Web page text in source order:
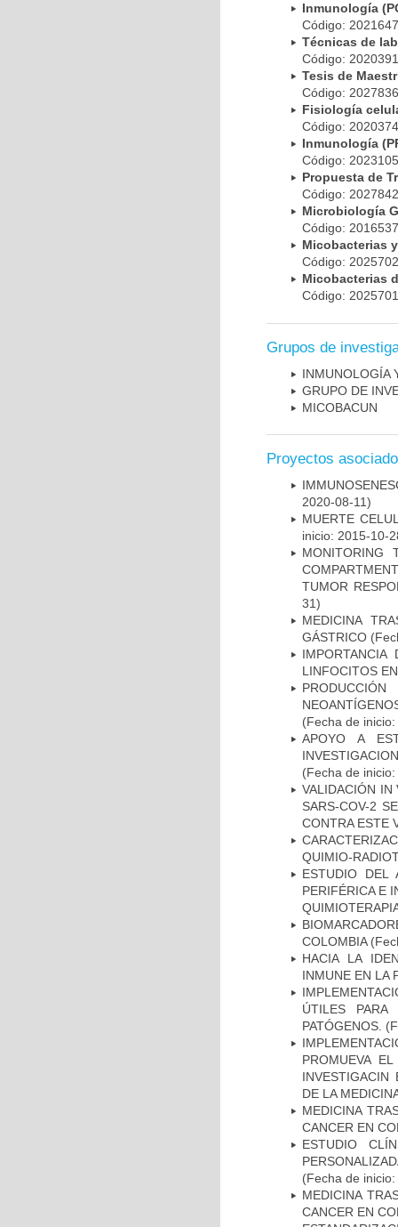
Inmunología
Código:
Técnicas de
Código:
Tesis de
Código:
Fisiología
Código:
Inmunología
Código:
Propuesta de
Código:
Microbiología
Código:
Micobacterias
Código:
Micobacterias
Código:
Grupos de
INMUNOLOGÍA
GRUPO DE
MICOBAC­UN
Proyectos
2020-08-11)
MUERTE
inicio: 2015-10-
MONITORING
TUMOR
31)
MEDICINA
GÁSTRICO
LINFOCITOS
(Fecha de
APOYO A
(Fecha de
VALIDACIÓN IN
SARS-COV-2
CONTRA ESTE
QUIMIO-
ESTUDIO DEL
PERIFÉRICA E
COLOMBIA
HACIA LA
INMUNE EN LA
ÚTILES
PATÓGENOS.
PROMUEVA
INVESTIGACIN
DE LA
MEDICINA
CANCER EN
ESTUDIO
(Fecha de
MEDICINA
CANCER EN